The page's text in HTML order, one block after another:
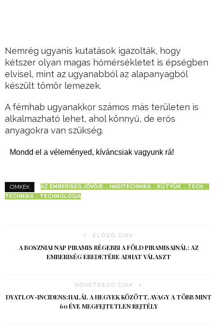
Nemrég ugyanis kutatások igazolták, hogy
kétszer olyan magas hőmérsékletet is épségben
elvisel, mint az ugyanabból az alapanyagból
készült tömör lemezek.
A fémhab ugyanakkor számos más területen is
alkalmazható lehet, ahol könnyű, de erős
anyagokra van szükség.
Mondd el a véleményed, kíváncsiak vagyunk rá!
CÍMKÉK AZ EMBERISÉG JÖVŐJE HADITECHNIKA KÜTYÜK
TECH
TECHNIKA
TECHNOLÓGIA
ELŐZŐ CIKK
A BOSZNIAI NAP PIRAMIS RÉGEBBI A FÖLD PIRAMISAINÁL: AZ
EMBERISÉG EREDETÉRE ADHAT VÁLASZT
KÖVETKEZŐ CIKK
DYATLOV-INCIDENS:HALÁL A HEGYEK KÖZÖTT, AVAGY A TÖBB MINT
60 ÉVE MEGFEJTETLEN REJTÉLY